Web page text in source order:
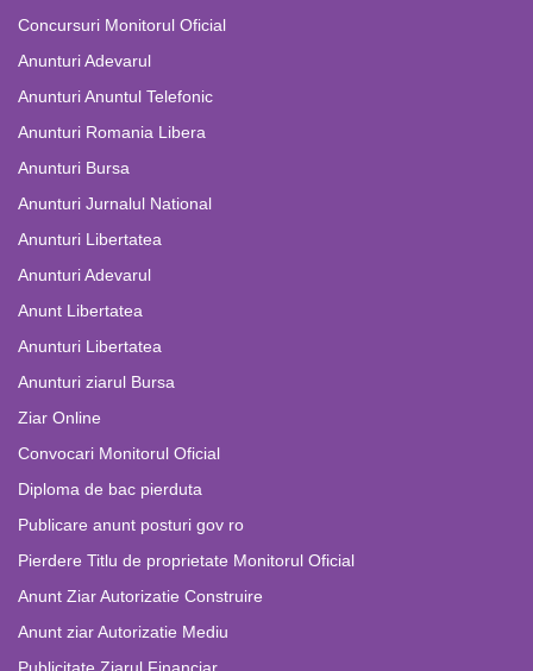
Concursuri Monitorul Oficial
Anunturi Adevarul
Anunturi Anuntul Telefonic
Anunturi Romania Libera
Anunturi Bursa
Anunturi Jurnalul National
Anunturi Libertatea
Anunturi Adevarul
Anunt Libertatea
Anunturi Libertatea
Anunturi ziarul Bursa
Ziar Online
Convocari Monitorul Oficial
Diploma de bac pierduta
Publicare anunt posturi gov ro
Pierdere Titlu de proprietate Monitorul Oficial
Anunt Ziar Autorizatie Construire
Anunt ziar Autorizatie Mediu